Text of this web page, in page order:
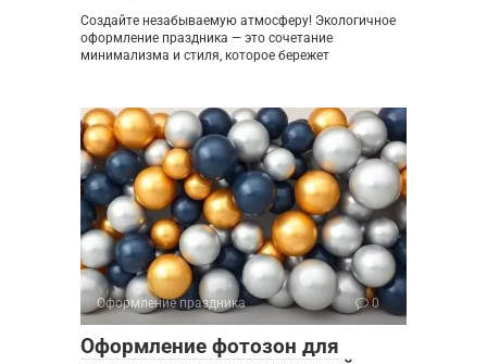
Создайте незабываемую атмосферу! Экологичное
оформление праздника — это сочетание
минимализма и стиля, которое бережет
Оформление праздника 0
Оформление фотозон для